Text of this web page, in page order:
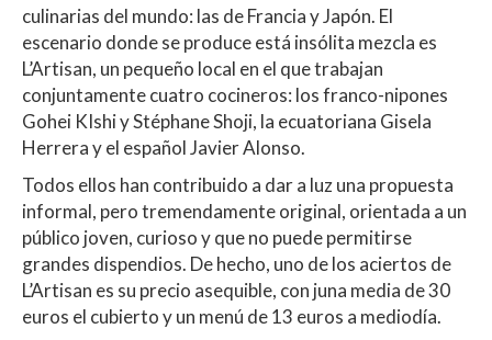
culinarias del mundo: las de Francia y Japón. El
escenario donde se produce está insólita mezcla es
L’Artisan, un pequeño local en el que trabajan
conjuntamente cuatro cocineros: los franco-nipones
Gohei KIshi y Stéphane Shoji, la ecuatoriana Gisela
Herrera y el español Javier Alonso.
Todos ellos han contribuido a dar a luz una propuesta
informal, pero tremendamente original, orientada a un
público joven, curioso y que no puede permitirse
grandes dispendios. De hecho, uno de los aciertos de
L’Artisan es su precio asequible, con juna media de 30
euros el cubierto y un menú de 13 euros a mediodía.